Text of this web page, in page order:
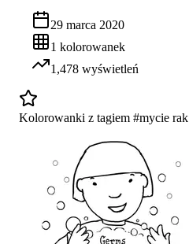
29 marca 2020
1 kolorowanek
1,478 wyświetleń
Kolorowanki z tagiem #mycie rak